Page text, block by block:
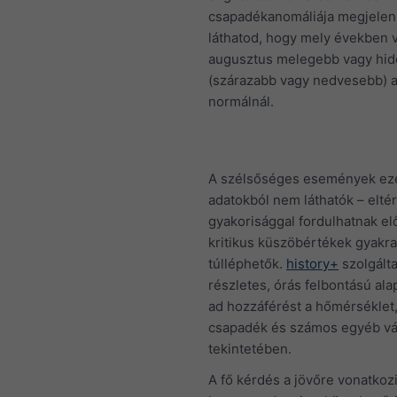
csapadékanomáliája
láthatod, hogy mely években
augusztus melegebb vagy
(szárazabb vagy nedvesebb) a
normálnál.
A szélsőséges események
adatokból nem láthatók –
gyakorisággal fordulhatnak
kritikus küszöbértékek
túlléphetők. history+
részletes, órás felbontású
ad hozzáférést a
csapadék és számos egyéb
tekintetében.
A fő kérdés a jövőre